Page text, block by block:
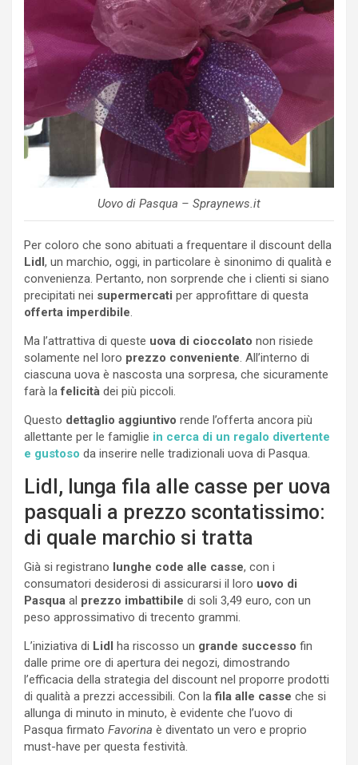
Uovo di Pasqua – Spraynews.it
Per coloro che sono abituati a frequentare il discount della
Lidl, un marchio, oggi, in particolare è sinonimo di qualità e
convenienza. Pertanto, non sorprende che i clienti si siano
precipitati nei supermercati per approfittare di questa
offerta imperdibile.
Ma l’attrattiva di queste uova di cioccolato non risiede
solamente nel loro prezzo conveniente. All’interno di
ciascuna uova è nascosta una sorpresa, che sicuramente
farà lafelicità dei più piccoli.
Questo dettaglio aggiuntivo rende l’offerta ancora più
allettante per le famiglie in cerca di un regalo divertente
e gustoso da inserire nelle tradizionali uova di Pasqua.
Lidl, lunga fila alle casse per uova
pasquali a prezzo scontatissimo:
di quale marchio si tratta
Già si registrano lunghe code alle casse, con i
consumatori desiderosi di assicurarsi il loro uovo di
Pasqua al prezzo imbattibile di soli 3,49 euro, con un
peso approssimativo di trecento grammi.
L’iniziativa di Lidl ha riscosso un grande successo fin
dalle prime ore di apertura dei negozi, dimostrando
l’efficacia della strategia del discount nel proporre prodotti
di qualità a prezzi accessibili. Con lafila alle casse che si
allunga di minuto in minuto, è evidente che l’uovo di
Pasqua firmato Favorina è diventato un vero e proprio
must-have per questa festività.